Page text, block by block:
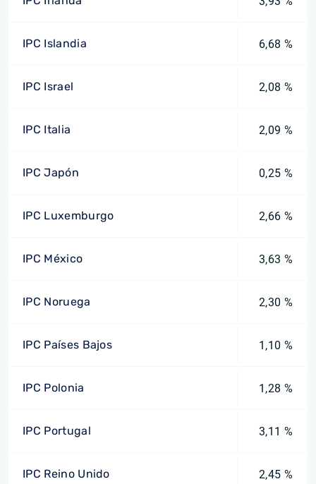
IPC Islandia 6,68 %
IPC Israel 2,08 %
IPC Italia 2,09 %
IPC Japón 0,25 %
IPC Luxemburgo 2,66 %
IPC México 3,63 %
IPC Noruega 2,30 %
IPC Países Bajos 1,10 %
IPC Polonia 1,28 %
IPC Portugal 3,11 %
IPC Reino Unido 2,45 %